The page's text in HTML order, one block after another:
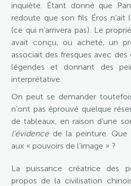
inquiète. Étant donné que
redoute que son fils Éros n’ait
(ce qui n’arrivera pas). Le
avait conçu, ou acheté, un
associait des fresques avec
légendes et donnant des
interprétative.
On peut se demander
n’ont pas éprouvé quelque
de tableaux, en raison d’une
l’évidencede la peinture. Que
aux « pouvoirs de l’image » ?
La puissance créatrice des
propos de la civilisation